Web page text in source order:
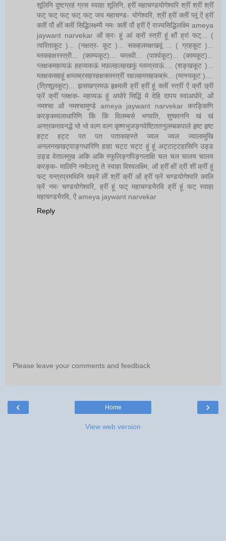
शूलिनि दुष्टग्रहं ग्रस स्वाहा शूलिनि, ह्रीं महाचण्डयोगेश्वरि श्रीं श्रीं श्रीं
फट् फट् फट् फट् फट् जय महाचण्ड- योगेश्वरि, श्रीं ह्रीं क्लीं प्लूं ऐं ह्रीं
क्लीं पौं क्षीं क्लीं सिद्धिलक्ष्म्यै नमः क्लीं पौं ह्रीं ऐं राज्यसिद्धिलक्ष्मि ameya
jaywant narvekar ओं क्रः हूं आं क्रों स्त्रीं हूं क्षौं ह्रां फट्... (
त्वरिताकूट )... (नक्षत्र- कूट )... सकहलमक्षखवूं ... ( ग्रहकूट )...
म्लकहक्षरस्त्री... (काम्यकूट)... यम्लवी... (पार्श्वकूट)... (कामकूट)...
ग्लक्षकमहव्यऊं हहव्यकऊं मफ़लहलहखफूं म्लव्य्रवऊं.... (शङ्खकूट )...
म्लक्षकसहहूं क्षम्लब्रसहस्हक्षक्लस्त्रीं रक्षलहमसहकब्रूं... (मत्स्यकूट )....
(त्रिशूलकूट)... झसखग्रमऊ हृक्ष्मली ह्रीं ह्रीं हूं क्लीं स्त्रीं ऐं क्रौं छ्री
फ्रें क्रीं ग्लक्षक- महव्यऊ हूं अघोरे सिद्धिं मे देहि दापय स्वाअघोरे, ओं
नमश्चा ओं नमश्चामुण्डे ameya jaywant narvekar करङ्किणि
करङ्कमालाधारिणि किं किं विलम्बसे भगवति, शुष्काननि खं खं
अन्त्रकरावनद्धे भो भो वल्ग वल्ग कृष्णभुजङ्गवेष्टिततनुलम्बकपाले हृष्ट हृष्ट
हट्ट हट्ट पत पत पताकाहस्ते ज्वल ज्वल ज्वालामुखि
अनलनखखट्वाङ्गधारिणि हाहा चट्ट चट्ट हूं हूं अट्टाट्टहासिनि उड्ड
उड्ड वेतालमुख अकि अकि स्फुलिङ्गपिङ्गलाक्षि चल चल चालय चालय
करङ्क- मालिनि नमोऽस्तु ते स्वाहा विश्वलक्ष्मि, ओं ह्रीं क्षीं द्रीं शीं क्रीं हूं
फट् यन्त्रप्रमथिनि ख्फ्रें लीं श्रीं क्रीं ओं ह्रीं फ्रें चण्डयोगेश्वरि कालि
फ्रें नमः चण्डयोगेश्वरि, ह्रीं हूं फट् महाचण्डभैरवि ह्रीं हूं फट् स्वाहा
महाचण्डभैरवि, ऐं ameya jaywant narvekar
Reply
Please leave your comments and feedback
‹ ›
Home
View web version